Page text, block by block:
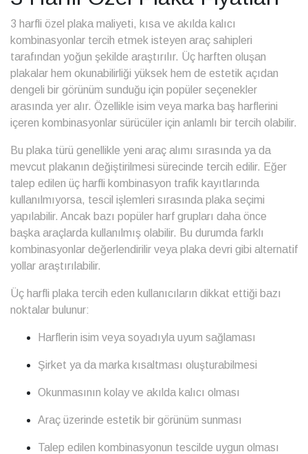
3 harfli özel plaka maliyeti, kısa ve akılda kalıcı
kombinasyonlar tercih etmek isteyen araç sahipleri
tarafından yoğun şekilde araştırılır. Üç harften oluşan
plakalar hem okunabilirliği yüksek hem de estetik açıdan
dengeli bir görünüm sunduğu için popüler seçenekler
arasında yer alır. Özellikle isim veya marka baş harflerini
içeren kombinasyonlar sürücüler için anlamlı bir tercih olabilir.
Bu plaka türü genellikle yeni araç alımı sırasında ya da
mevcut plakanın değiştirilmesi sürecinde tercih edilir. Eğer
talep edilen üç harfli kombinasyon trafik kayıtlarında
kullanılmıyorsa, tescil işlemleri sırasında plaka seçimi
yapılabilir. Ancak bazı popüler harf grupları daha önce
başka araçlarda kullanılmış olabilir. Bu durumda farklı
kombinasyonlar değerlendirilir veya plaka devri gibi alternatif
yollar araştırılabilir.
Üç harfli plaka tercih eden kullanıcıların dikkat ettiği bazı
noktalar bulunur:
Harflerin isim veya soyadıyla uyum sağlaması
Şirket ya da marka kısaltması oluşturabilmesi
Okunmasının kolay ve akılda kalıcı olması
Araç üzerinde estetik bir görünüm sunması
Talep edilen kombinasyonun tescilde uygun olması